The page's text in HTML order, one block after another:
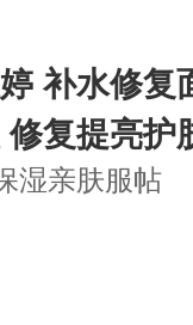
补水修复
修复提亮护
湿亲肤服帖